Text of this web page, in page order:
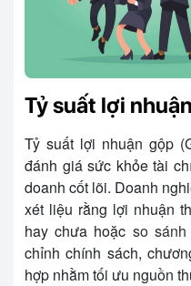
Tỷ suất lợi
Tỷ suất lợi nhuận gộp
đánh giá sức khỏe tài
doanh cốt lõi. Doanh
xét liệu rằng lợi nhuận
hay chưa hoặc so
chỉnh chính sách,
hợp nhằm tối ưu nguồn